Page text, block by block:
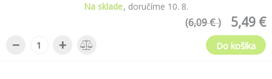
Na sklade doručíme 10. 8.
5,49 €
(6,09 € )
− + Do košíka